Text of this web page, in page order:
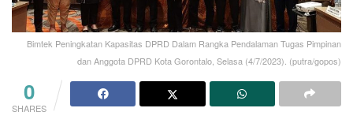
Bimtek Peningkatan Kapasitas DPRD Dalam Rangka Pendalaman Tugas Pimpinan
dan Anggota DPRD Kota Gorontalo, Selasa (4/7/2023). (putra/gopos)
0
SHARES